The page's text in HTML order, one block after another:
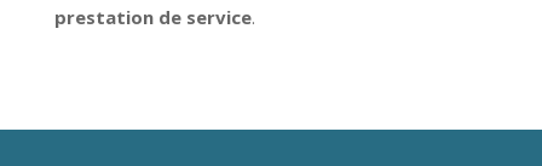
prestation de service.